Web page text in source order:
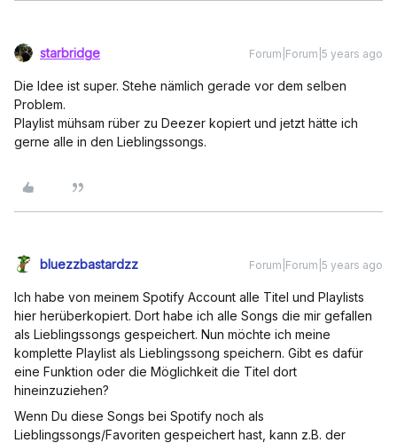
starbridge Forum|Forum|5 years ago
Die Idee ist super. Stehe nämlich gerade vor dem selben
Problem.
Playlist mühsam rüber zu Deezer kopiert und jetzt hätte ich
gerne alle in den Lieblingssongs.
bluezzbastardzz Forum|Forum|5 years ago
Ich habe von meinem Spotify Account alle Titel und Playlists
hier herüberkopiert. Dort habe ich alle Songs die mir gefallen
als Lieblingssongs gespeichert. Nun möchte ich meine
komplette Playlist als Lieblingssong speichern. Gibt es dafür
eine Funktion oder die Möglichkeit die Titel dort
hineinzuziehen?
Wenn Du diese Songs bei Spotify noch als
Lieblingssongs/Favoriten gespeichert hast, kann z.B. der